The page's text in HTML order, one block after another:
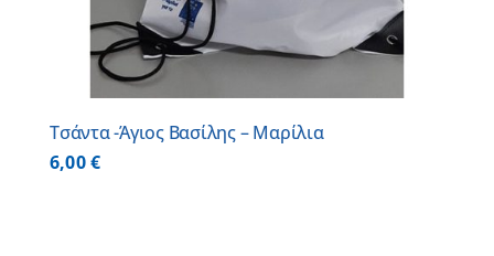
Τσάντα -Άγιος Βασίλης – Μαρίλια
6,00€